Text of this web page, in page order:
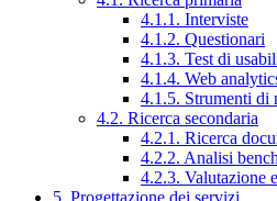
4.1.1. Interviste
4.1.2. Questionari
4.1.3. Test di
4.1.4. Web
4.1.5. Strumenti di
4.2. Ricerca secondaria
4.2.1. Ricerca
4.2.2. Analisi
4.2.3. Valutazione
5. Progettazione dei servizi